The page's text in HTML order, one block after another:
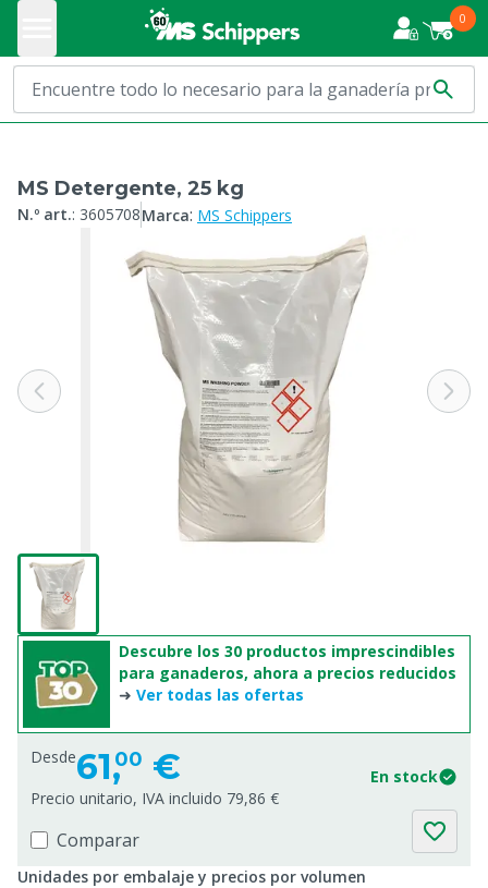
0
MS Detergente, 25 kg
N.º art.: 3605708Marca: MS Schippers
Descubre los 30 productos imprescindibles
para ganaderos, ahora a precios reducidos
➜ Ver todas las ofertas
Desde61,00 €
En stock
Precio unitario, IVA incluido 79,86 €
Comparar
Unidades por embalaje y precios por volumen